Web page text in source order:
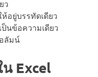
ว
อยู่บรรทัดเดียว
นข้อความเดียว
ลัมน์
Excel